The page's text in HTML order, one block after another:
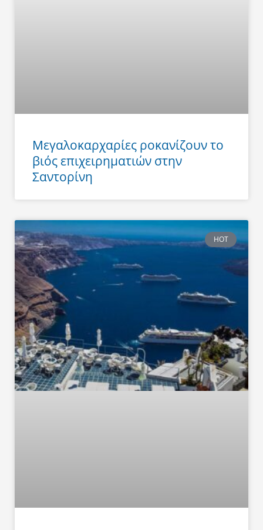
Μεγαλοκαρχαρίες ροκανίζουν το
βιός επιχειρηματιών στην
Σαντορίνη
HOT